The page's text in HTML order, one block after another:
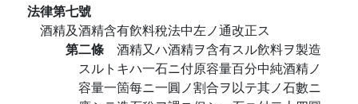
法律第七號
酒精及酒精含有飮料稅法中左ノ通改正ス
第二條 酒精又ハ酒精ヲ含有スル飮料ヲ製造
スルトキハ一石ニ付原容量百分中純酒精ノ
容量一箇每ニ一圓ノ割合ヲ以テ其ノ石數ニ